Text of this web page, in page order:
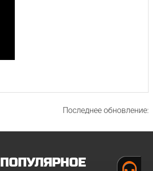
Последнее обновление:
ПОПУЛЯРНОЕ